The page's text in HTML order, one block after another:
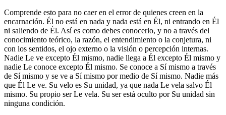
Comprende esto para no caer en el error de quienes creen en la
encarnación. Él no está en nada y nada está en Él, ni entrando en Él
ni saliendo de Él. Así es como debes conocerlo, y no a través del
conocimiento teórico, la razón, el entendimiento o la conjetura, ni
con los sentidos, el ojo externo o la visión o percepción internas.
Nadie Le ve excepto Él mismo, nadie llega a Él excepto Él mismo y
nadie Le conoce excepto Él mismo. Se conoce a Sí mismo a través
de Sí mismo y se ve a Sí mismo por medio de Sí mismo. Nadie más
que Él Le ve. Su velo es Su unidad, ya que nada Le vela salvo Él
mismo. Su propio ser Le vela. Su ser está oculto por Su unidad sin
ninguna condición.